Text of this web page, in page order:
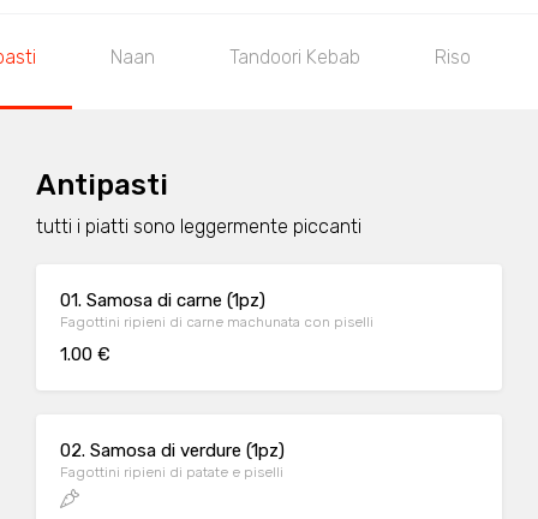
Naan Tandoori Kebab Riso Carne
Antipasti
tutti i piatti sono leggermente piccanti
01. Samosa di carne (1pz)
Fagottini ripieni di carne machunata con piselli
1.00 €
02. Samosa di verdure (1pz)
Fagottini ripieni di patate e piselli